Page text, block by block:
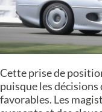
Cette prise de
puisque les
favorables. Les